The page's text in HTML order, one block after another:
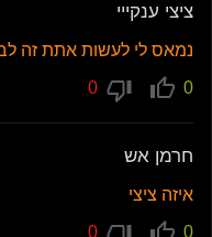
ציצי ענקייי
נמאס לי לעשות אתת זה
0
חרמן אש
איזה ציצי
0